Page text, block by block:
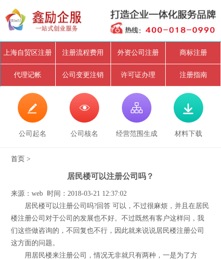
上海自贸区注册 注册流程费用 外资公司注册 商标注册
代理记帐 公司变更注销 许可证办理 注册指南

公司起名

公司核名

经营范围生成

材料下载
首页 >
居民楼可以注册公司吗？
来源：web 时间：2018-03-21 12:37:02
居民楼可以注册公司吗?回答 可以，不过很麻烦，并且在居民
楼注册公司对于公司的发展也不好。不过既然有客户这样问，我
们这些做咨询的，不回复也不行，因此就来说说居民楼注册公司
这方面的问题。
用居民楼来注册公司，情况无非就只有两种，一是为了方